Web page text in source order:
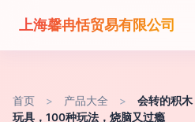
上海馨冉恬贸易有限公司
首页 > 产品大全 >
会转的积
玩具，100种玩法，烧脑又过瘾